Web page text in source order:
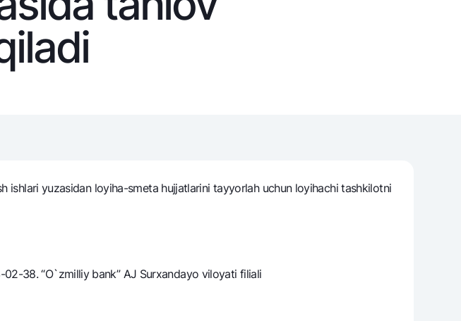
Garmin pay
Eskrou hisobvarag‘i
rozilik berish
yuzasidan loyiha-smeta hujjatlarini tayyorlah uchun loyihachi tashkilotni
38. “O`zmilliy bank” AJ Surxandayo viloyati filiali